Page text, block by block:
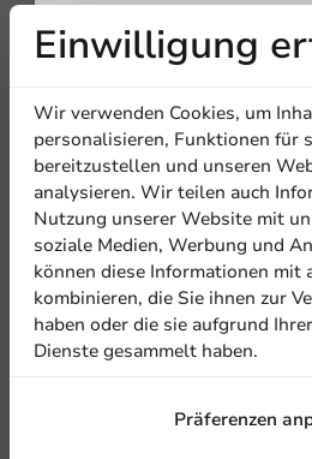
Einwilligung
Wir verwenden Cookies, um
personalisieren, Funktionen für
bereitzustellen und unseren
analysieren. Wir teilen auch
Nutzung unserer Website mit
soziale Medien, Werbung und
können diese Informationen mit
kombinieren, die Sie ihnen zur
haben oder die sie aufgrund
Dienste gesammelt haben.
Präferenzen
5%
Abonnieren